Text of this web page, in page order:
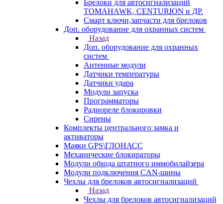
Брелоки для автосигнализаций
TOMAHAWK, CENTURION и ДР.
Смарт ключи,запчасти для брелоков
Доп. оборудование для охранных систем
Назад
Доп. оборудование для охранных
систем
Антенные модули
Датчики температуры
Датчики удара
Модули запуска
Программаторы
Радиореле блокировки
Сирены
Комплекты центрального замка и
активаторы
Маяки GPS\ГЛОНАСС
Механические блокираторы
Модули обхода штатного иммобилайзера
Модули подключения CAN-шины
Чехлы для брелоков автосигнализаций
Назад
Чехлы для брелоков автосигнализаций